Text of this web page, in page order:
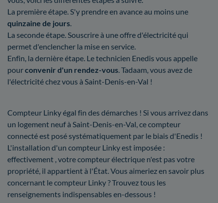
La première étape. S'y prendre en avance au moins une
quinzaine de jours.
La seconde étape. Souscrire à une offre d'électricité qui
permet d'enclencher la mise en service.
Enfin, la dernière étape. Le technicien Enedis vous appelle
pourconvenir d'un rendez-vous. Tadaam, vous avez de
l'électricité chez vous à Saint-Denis-en-Val !
Compteur Linky égal fin des démarches ! Si vous arrivez dans
un logement neuf à Saint-Denis-en-Val, ce compteur
connecté est posé systématiquement par le biais d'Enedis !
L'installation d'un compteur Linky est imposée :
effectivement , votre compteur électrique n'est pas votre
propriété, il appartient à l'État. Vous aimeriez en savoir plus
concernant le compteur Linky ? Trouvez tous les
renseignements indispensables en-dessous !